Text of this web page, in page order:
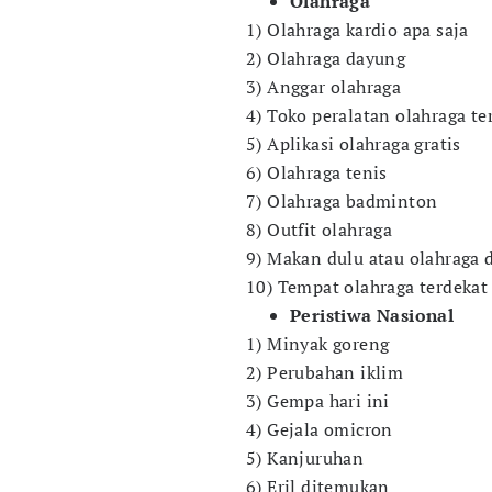
1) Olahraga kardio apa saja
2) Olahraga dayung
3) Anggar olahraga
4) Toko peralatan olahraga
5) Aplikasi olahraga gratis
6) Olahraga tenis
7) Olahraga badminton
8) Outfit olahraga
9) Makan dulu atau olahraga
10) Tempat olahraga terdekat
Peristiwa Nasional
1) Minyak goreng
2) Perubahan iklim
3) Gempa hari ini
4) Gejala omicron
5) Kanjuruhan
6) Eril ditemukan